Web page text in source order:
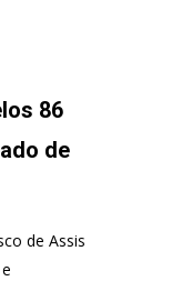
86
de
de Assis